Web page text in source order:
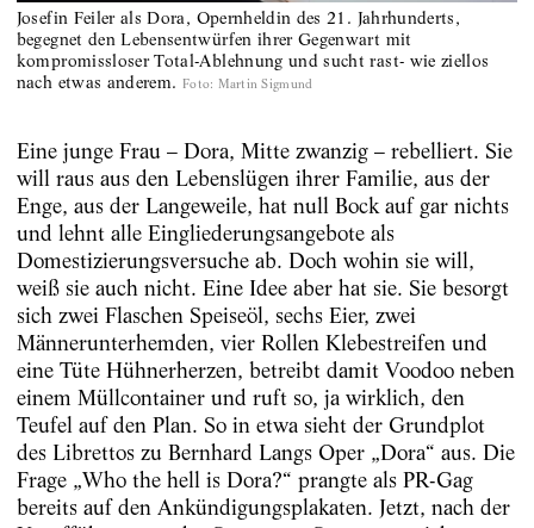
Josefin Feiler als Dora, Opernheldin des 21. Jahrhunderts,
begegnet den Lebensentwürfen ihrer Gegenwart mit
kompromissloser Total-Ablehnung und sucht rast- wie ziellos
nach etwas anderem. Foto: Martin Sigmund
Eine junge Frau – Dora, Mitte zwanzig – rebelliert. Sie
will raus aus den Lebenslügen ihrer Familie, aus der
Enge, aus der Langeweile, hat null Bock auf gar nichts
und lehnt alle Eingliederungsangebote als
Domestizierungsversuche ab. Doch wohin sie will,
weiß sie auch nicht. Eine Idee aber hat sie. Sie besorgt
sich zwei Flaschen Speiseöl, sechs Eier, zwei
Männerunterhemden, vier Rollen Klebestreifen und
eine Tüte Hühnerherzen, betreibt damit Voodoo neben
einem Müllcontainer und ruft so, ja wirklich, den
Teufel auf den Plan. So in etwa sieht der Grundplot
des Librettos zu Bernhard Langs Oper „Dora“ aus. Die
Frage „Who the hell is Dora?“ prangte als PR-Gag
bereits auf den Ankündigungsplakaten. Jetzt, nach der